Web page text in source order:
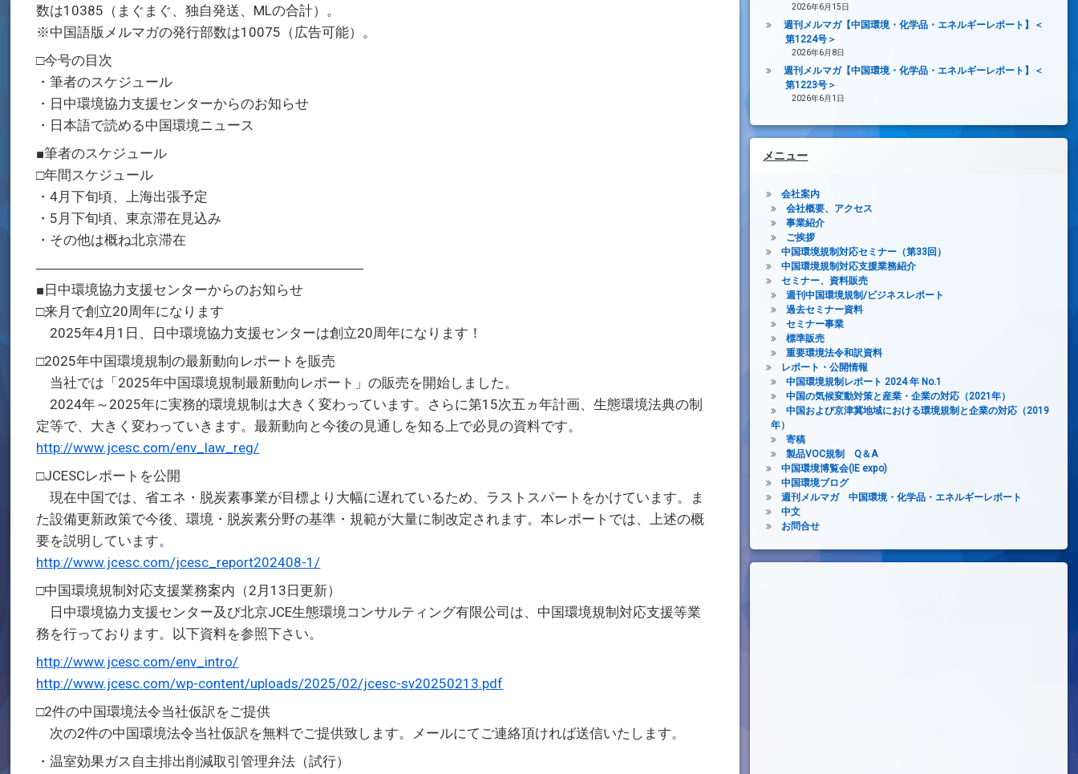
数は10385（まぐまぐ、独自発送、MLの合計）。
※中国語版メルマガの発行部数は10075（広告可能）。
□今号の目次
・筆者のスケジュール
・日中環境協力支援センターからのお知らせ
・日本語で読める中国環境ニュース
■筆者のスケジュール
□年間スケジュール
・4月下旬頃、上海出張予定
・5月下旬頃、東京滞在見込み
・その他は概ね北京滞在
――――――――――――――――――――――――
■日中環境協力支援センターからのお知らせ
□来月で創立20周年になります
2025年4月1日、日中環境協力支援センターは創立20周年になります！
□2025年中国環境規制の最新動向レポートを販売
当社では「2025年中国環境規制最新動向レポート」の販売を開始しました。
2024年～2025年に実務的環境規制は大きく変わっています。さらに第15次五ヵ年計画、生態環境法典の制
定等で、大きく変わっていきます。最新動向と今後の見通しを知る上で必見の資料です。
http://www.jcesc.com/env_law_reg/
□JCESCレポートを公開
現在中国では、省エネ・脱炭素事業が目標より大幅に遅れているため、ラストスパートをかけています。ま
た設備更新政策で今後、環境・脱炭素分野の基準・規範が大量に制改定されます。本レポートでは、上述の概
要を説明しています。
http://www.jcesc.com/jcesc_report202408-1/
□中国環境規制対応支援業務案内（2月13日更新）
日中環境協力支援センター及び北京JCE生態環境コンサルティング有限公司は、中国環境規制対応支援等業
務を行っております。以下資料を参照下さい。
http://www.jcesc.com/env_intro/
http://www.jcesc.com/wp-content/uploads/2025/02/jcesc-sv20250213.pdf
□2件の中国環境法令当社仮訳をご提供
次の2件の中国環境法令当社仮訳を無料でご提供致します。メールにてご連絡頂ければ送信いたします。
・温室効果ガス自主排出削減取引管理弁法（試行）
2026年6月15日
週刊メルマガ【中国環境・化学品・エネルギーレポート】＜
第1224号＞
2026年6月8日
週刊メルマガ【中国環境・化学品・エネルギーレポート】＜
第1223号＞
2026年6月1日
メニュー
会社案内
会社概要、アクセス
事業紹介
ご挨拶
中国環境規制対応セミナー（第33回）
中国環境規制対応支援業務紹介
セミナー、資料販売
週刊中国環境規制/ビジネスレポート
過去セミナー資料
セミナー事業
標準販売
重要環境法令和訳資料
レポート・公開情報
中国環境規制レポート 2024 年 No.1
中国の気候変動対策と産業・企業の対応（2021年）
中国および京津冀地域における環境規制と企業の対応（2019
年）
寄稿
製品VOC規制 Q＆A
中国環境博覧会(IE expo)
中国環境ブログ
週刊メルマガ 中国環境・化学品・エネルギーレポート
中文
お問合せ